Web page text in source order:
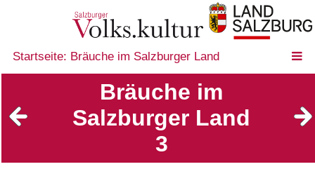
Startseite: Bräuche im Salzburger Land
Bräuche im
Salzburger Land
3